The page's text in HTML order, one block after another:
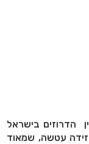
בישראל
עטשה, שמאוד